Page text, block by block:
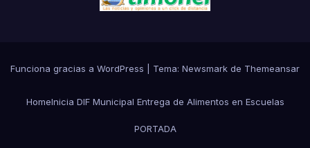
Funciona gracias a WordPress Tema: Newsmark de Themeansar
HomeInicia DIF Municipal Entrega de Alimentos en Escuelas
PORTADA